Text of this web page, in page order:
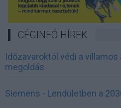
CÉGINFÓ HÍREK
Időzavaroktól védi a villamos
megoldás
Siemens - Lendületben a